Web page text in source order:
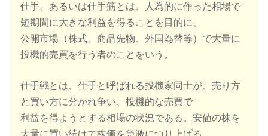
仕手、あるいは仕手筋とは、人為的に作った相場で
短期間に大きな利益を得ることを目的に、
公開市場（株式、商品先物、外国為替等）で大量に
投機的売買を行う者のことをいう。
仕手戦とは、仕手と呼ばれる投機家同士が、売り方
と買い方に分かれ争い、投機的な売買で
利益を得ようとする相場の状況である。安値の株を